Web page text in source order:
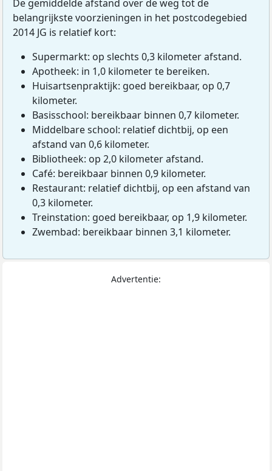
De gemiddelde afstand over de weg tot de
belangrijkste voorzieningen in het postcodegebied
2014 JG is relatief kort:
Supermarkt: op slechts 0,3 kilometer afstand.
Apotheek: in 1,0 kilometer te bereiken.
Huisartsenpraktijk: goed bereikbaar, op 0,7
kilometer.
Basisschool: bereikbaar binnen 0,7 kilometer.
Middelbare school: relatief dichtbij, op een
afstand van 0,6 kilometer.
Bibliotheek: op 2,0 kilometer afstand.
Café: bereikbaar binnen 0,9 kilometer.
Restaurant: relatief dichtbij, op een afstand van
0,3 kilometer.
Treinstation: goed bereikbaar, op 1,9 kilometer.
Zwembad: bereikbaar binnen 3,1 kilometer.
Advertentie: